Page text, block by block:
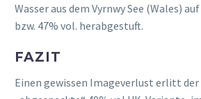
Wasser aus dem Vyrnwy See (Wales)
bzw. 47% vol. herabgestuft.
FAZIT
Einen gewissen Imageverlust erlitt der